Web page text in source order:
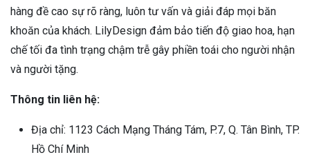
hàng đề cao sự rõ ràng, luôn tư vấn và giải đáp mọi băn
khoăn của khách. LilyDesign đảm bảo tiến độ giao hoa, hạn
chế tối đa tình trạng chậm trễ gây phiền toái cho người nhận
và người tặng.
Thông tin liên hệ:
Địa chỉ: 1123 Cách Mạng Tháng Tám, P.7, Q. Tân Bình, TP.
Hồ Chí Minh